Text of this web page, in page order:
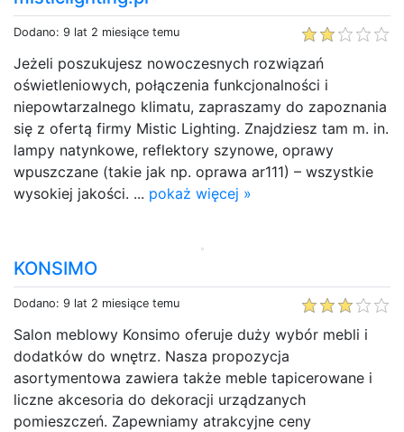
Dodano: 9 lat 2 miesiące temu
Jeżeli poszukujesz nowoczesnych rozwiązań
oświetleniowych, połączenia funkcjonalności i
niepowtarzalnego klimatu, zapraszamy do zapoznania
się z ofertą firmy Mistic Lighting. Znajdziesz tam m. in.
lampy natynkowe, reflektory szynowe, oprawy
wpuszczane (takie jak np. oprawa ar111) – wszystkie
wysokiej jakości. ... pokaż więcej »
KONSIMO
Dodano: 9 lat 2 miesiące temu
Salon meblowy Konsimo oferuje duży wybór mebli i
dodatków do wnętrz. Nasza propozycja
asortymentowa zawiera także meble tapicerowane i
liczne akcesoria do dekoracji urządzanych
pomieszczeń. Zapewniamy atrakcyjne ceny